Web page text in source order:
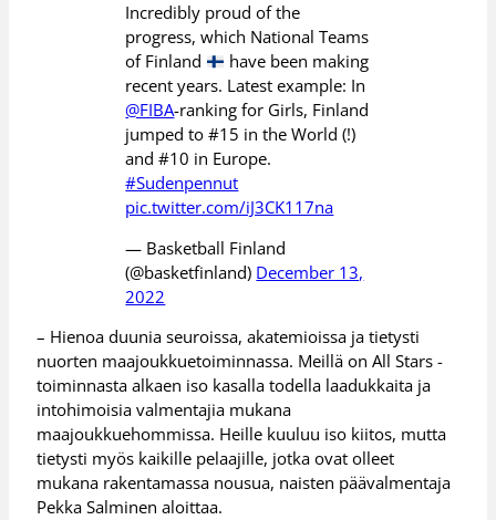
Incredibly proud of the
progress, which National Teams
of Finland
have been making
recent years. Latest example: In
@FIBA-ranking for Girls, Finland
jumped to #15 in the World (!)
and #10 in Europe.
#Sudenpennut
pic.twitter.com/iJ3CK117na
— Basketball Finland
(@basketfinland) December 13,
2022
– Hienoa duunia seuroissa, akatemioissa ja tietysti
nuorten maajoukkuetoiminnassa. Meillä on All Stars -
toiminnasta alkaen iso kasalla todella laadukkaita ja
intohimoisia valmentajia mukana
maajoukkuehommissa. Heille kuuluu iso kiitos, mutta
tietysti myös kaikille pelaajille, jotka ovat olleet
mukana rakentamassa nousua, naisten päävalmentaja
Pekka Salminen aloittaa.